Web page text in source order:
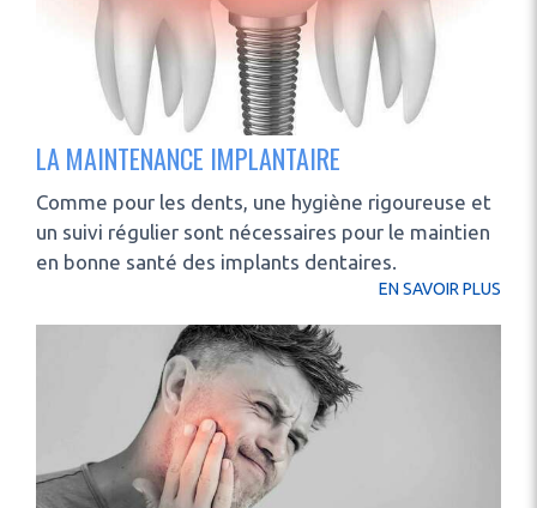
LA MAINTENANCE IMPLANTAIRE
Comme pour les dents, une hygiène rigoureuse et
un suivi régulier sont nécessaires pour le maintien
en bonne santé des implants dentaires.
EN SAVOIR PLUS